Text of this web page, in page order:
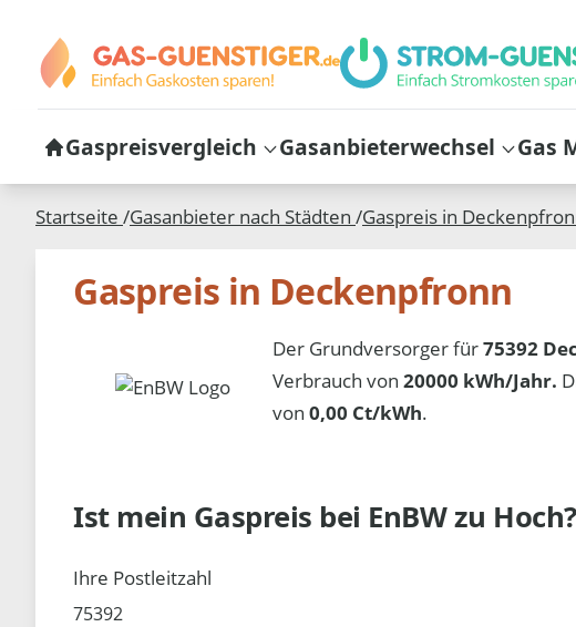
Gaspreisvergleich Gasanbieterwechsel Gas
Startseite /Gasanbieter nach Städten /Gaspreis in
Gaspreis in Deckenpfronn
Der Grundversorger für75392
Verbrauch von20000 kWh/Jahr.
von0,00 Ct/kWh.
Ist mein Gaspreis bei EnBWzu Hoch?
Ihre Postleitzahl